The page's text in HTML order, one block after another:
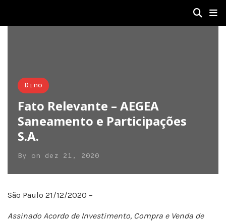
Dino
Fato Relevante – AEGEA
Saneamento e Participações
S.A.
By on dez 21, 2020
São Paulo 21/12/2020 –
Assinado Acordo de Investimento, Compra e Venda de